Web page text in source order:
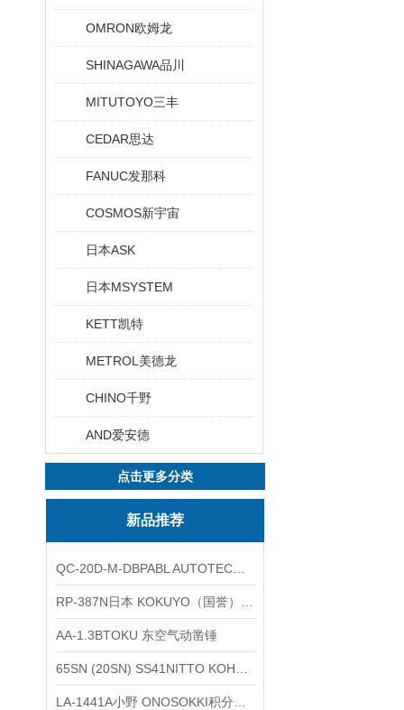
OMRON欧姆龙
SHINAGAWA品川
MITUTOYO三丰
CEDAR思达
FANUC发那科
COSMOS新宇宙
日本ASK
日本MSYSTEM
KETT凯特
METROL美德龙
CHINO千野
AND爱安德
点击更多分类
新品推荐
AA-1.3BTOKU 东空气动凿锤